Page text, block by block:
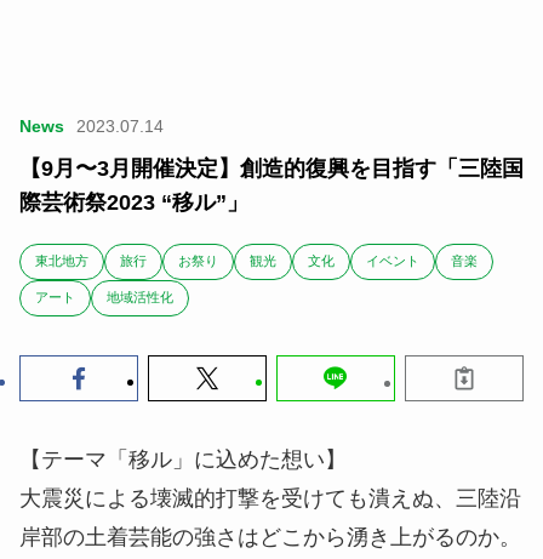
News 2023.07.14
【9月〜3月開催決定】創造的復興を目指す「三陸国
際芸術祭2023 “移ル”」
東北地方 旅行 お祭り 観光 文化 イベント 音楽
アート 地域活性化
【テーマ「移ル」に込めた想い】
大震災による壊滅的打撃を受けても潰えぬ、三陸沿
岸部の土着芸能の強さはどこから湧き上がるのか。